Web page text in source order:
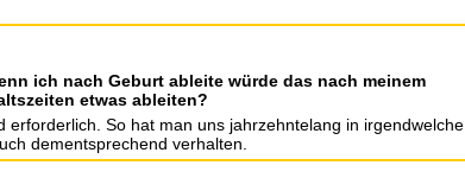
ich nach Geburt ableite würde das nach meinem
etwas ableiten?
So hat man uns jahrzehntelang in irgendwelche
dementsprechend verhalten.